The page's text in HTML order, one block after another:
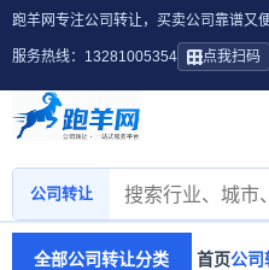
跑羊网专注公司转让，买卖公司靠谱又
服务热线：13281005354 点我扫码
公司转让
全部公司转让分类 首页公司